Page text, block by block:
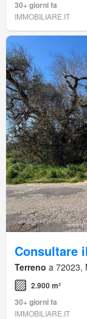
30+ giorni fa
IMMOBILIARE.IT
Consultare
Terreno a 72023,
2.900 m²
30+ giorni fa
IMMOBILIARE.IT